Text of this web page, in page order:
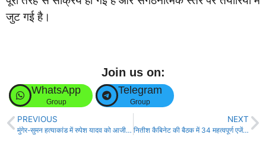
जुट गई है।
Join us on:
WhatsApp
Group
Telegram
Group
PREVIOUS
मुंगेर-सुमन हत्याकांड में रुपेश यादव को आजीवन कारावास, जुर्माना भी ठोका!
NEXT
नितीश कैबिनेट की बैठक में 34 महत्वपूर्ण एजेंडो पर लगी मुहर, जानें क्या क्या लिये गए फैसले!